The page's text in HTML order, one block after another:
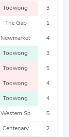
Toowong 3
The Gap 1
Newmarket 4
Toowong 3
Toowong 5
Toowong 4
Toowong 4
Western Sp 5
Centenary 2